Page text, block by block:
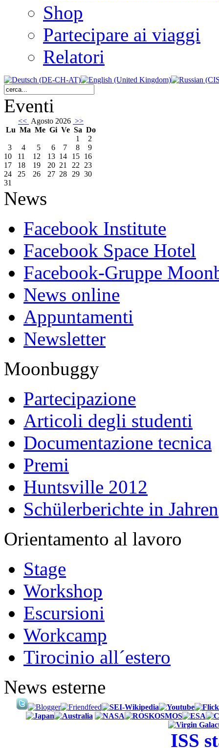
Shop
Partecipare ai viaggi
Relatori
Eventi
<< Agosto 2026 >>
Lu Ma Me Gi Ve Sa Do
1
2
3
4 5 6 7 8
9
10
11 12 13 14 15 16
17
18 19 20 21 22 23
24
25 26 27 28 29 30
31
News
Facebook Institute
Facebook Space Hotel
Facebook-Gruppe
News online
Appuntamenti
Newsletter
Moonbuggy
Partecipazione
Articoli degli studenti
Documentazione tecnica
Premi
Huntsville 2012
Schülerberichte in Jahren
Orientamento al lavoro
Stage
Workshop
Escursioni
Workcamp
Tirocinio all´estero
News esterne
ISS